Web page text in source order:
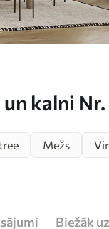
kalni Nr.
Mežs
Biežāk